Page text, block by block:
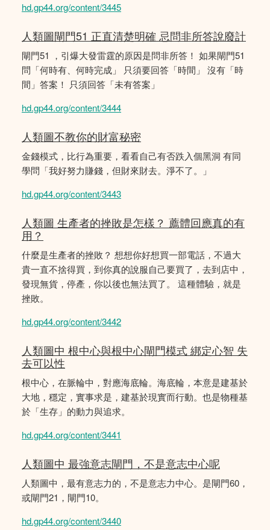
hd.gp44.org/content/3445
人類圖閘門51 正直清楚明確 忌問非所答說廢計
閘門51 ，引爆大發雷霆的原因是問非所答！ 如果閘門51
問「何時有、何時完成」 只須要回答「時間」 沒有「時
間」答案！ 只須回答「未有答案」
hd.gp44.org/content/3444
人類圖不教你的財富秘密
金錢模式，比行為重要，看看自己有否跌入個黑洞 有同
學問「我好努力賺錢，但財來財去。淨不了。」
hd.gp44.org/content/3443
人類圖 生產者的挫敗是怎樣？ 薦體回應真的有
用？
什麼是生產者的挫敗？ 想想你好想買一部電話，不過大
貴一直不捨得買，到你真的說服自己要買了，去到店中，
發現無貨，停產，你以後也無法買了。 這種體驗，就是
挫敗。
hd.gp44.org/content/3442
人類圖中 根中心與根中心閘門模式 綁定心智 失
去可以性
根中心，在脈輪中，對應海底輪。海底輪，本意是建基於
大地，穩定，實事求是，建基於現實而行動。也是物種基
於「生存」的動力與追求。
hd.gp44.org/content/3441
人類圖中 最強意志閘門，不是意志中心呢
人類圖中，最有意志力的，不是意志力中心。是閘門60，
或閘門21，閘門10。
hd.gp44.org/content/3440